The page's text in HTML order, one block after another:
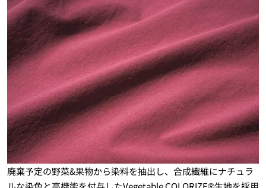
廃棄予定の野菜&果物から染料を抽出し、合成繊維にナチュラ